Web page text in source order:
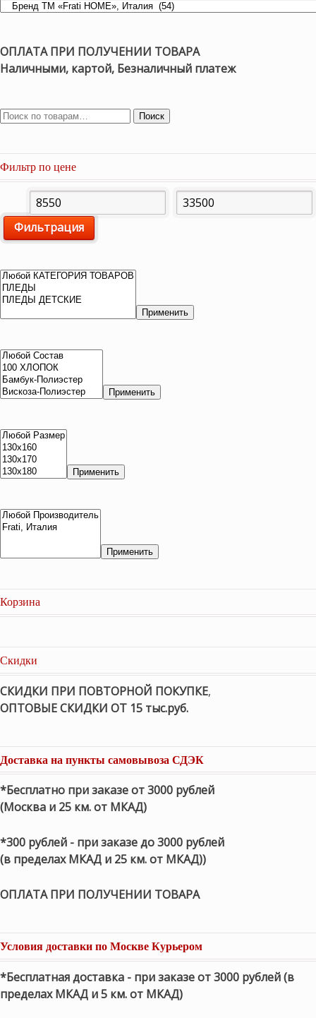
ОПЛАТА ПРИ ПОЛУЧЕНИИ ТОВАРА
Наличными, картой, Безналичный платеж
Поиск
Фильтр по цене
Минимальная
цена
Максимальная
Фильтрация
Применить
Применить
Применить
Применить
Корзина
Скидки
СКИДКИ ПРИ ПОВТОРНОЙ ПОКУПКЕ,
ОПТОВЫЕ СКИДКИ ОТ 15 тыс.руб.
Доставка на пункты самовывоза СДЭК
*Бесплатно при заказе от 3000 рублей
(Москва и 25 км. от МКАД)
*300 рублей - при заказе до 3000 рублей
(в пределах МКАД и 25 км. от МКАД))
ОПЛАТА ПРИ ПОЛУЧЕНИИ ТОВАРА
Условия доставки по Москве Курьером
*Бесплатная доставка - при заказе от 3000 рублей (в
пределах МКАД и 5 км. от МКАД)